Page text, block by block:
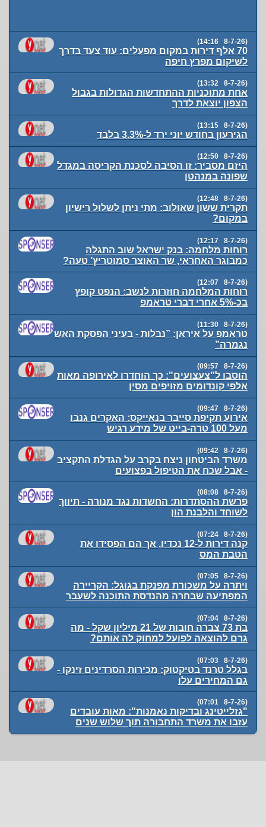
(8-7-26 14:16)
70 אלף דירות במקום מפעלים: עוד צעד בדרך
לשיקום מפרץ חיפה
(8-7-26 13:32)
אחת מתוכניות ההתחדשות הגדולות בגבול
הצפון יוצאת לדרך
(8-7-26 13:15)
הגירעון בחודש יוני ירד ל-3.3% בלבד
(8-7-26 12:50)
היזם מסביר: זו הסיבה לסכנת הקריסה במגדל
שפונה במנהטן
(8-7-26 12:48)
תקרית ששון שאולוב: מתי ניתן לשלול רישיון
במקום?
(8-7-26 12:17)
רוחות מלחמה: בנק ישראל שוב התגלה
כמבוגר האחראי, שר האוצר סמוטריץ’ טעה?
(8-7-26 12:07)
רוחות המלחמה חוזרות לנשב: הנפט קופץ
בכ-5% אחרי דברי טראמפ
(8-7-26 11:30)
טראמפ על איראן: ”נבלות - בעיני הפסקת האש
נגמרה”
(8-7-26 09:57)
הוסבו ל"צעצועים": כך הוחדרו לאירופה מאות
אלפי קונדומים מזויפים מסין
(8-7-26 09:47)
אירוע תקיפת סייבר בנאייקס: האקרים גנבו
מעל 100 טרה-בייט של מידע רגיש
(8-7-26 09:42)
משרד הביטחון ניצח בקרב על הגדלת התקציב
- אבל שכח את הטיפול בפצועים
(8-7-26 08:08)
פרשת ההסתדרות: החשדות נגד מנורה - תיווך
לשוחד והלבנת הון
(8-7-26 07:24)
קנה דירות ל-12 נכדיו, אך הם הפסידו את
הטבת המס
(8-7-26 07:05)
ויתרה על משכורת מפנקת בגוגל: הקריירה
המפתיעה שבחרה מהנדסת התוכנה לשעבר
(8-7-26 07:04)
בת 73 צברה חובות של 21 מיליון שקל - מה
גרם להוצאה לפועל למחוק לה אותם?
(8-7-26 07:03)
בגלל טרנד בטיקטוק: מכירות הסרדינים זינקו -
גם המחירים עלו
(8-7-26 07:01)
"גזלייטינג ובדיקות נאמנות": מאות עובדים
עזבו את משרד התחבורה תוך שלוש שנים